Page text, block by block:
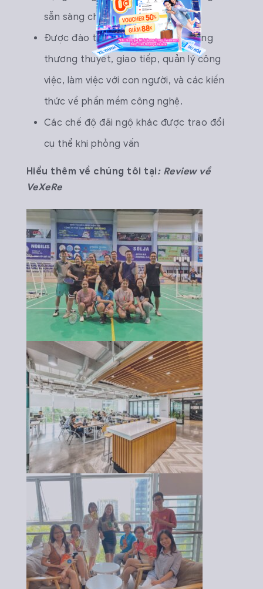
sẵn sàng chia sẻ, hỗ trợ nghiệp vụ
Được đào tạo và chia sẻ các kỹ năng
thương thuyết, giao tiếp, quản lý công
việc, làm việc với con người, và các kiến
thức về phần mềm công nghệ.
Các chế độ đãi ngộ khác được trao đổi
cụ thể khi phỏng vấn
Hiểu thêm về chúng tôi tại: Review về
VeXeRe